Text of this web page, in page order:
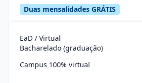
Duas mensalidades GRÁTIS
EaD / Virtual
Bacharelado (graduação)
Campus 100% virtual